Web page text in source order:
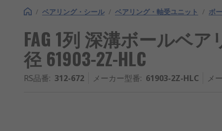
/ ベアリング・シール / ベアリング・軸受ユニット / ボ
FAG 1列 深溝ボールベア
径 61903-2Z-HLC
RS品番: 312-672 メーカー型番: 61903-2Z-HLC メ